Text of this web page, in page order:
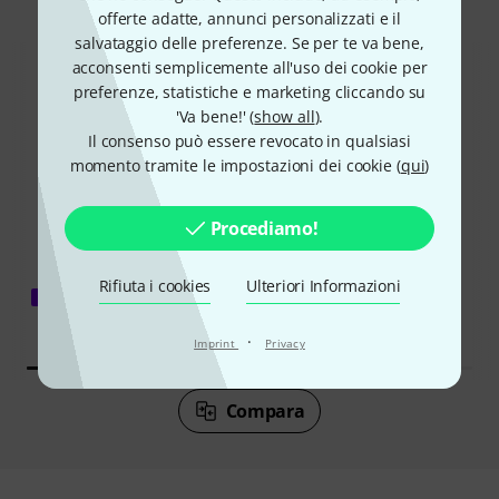
offerte adatte, annunci personalizzati e il
salvataggio delle preferenze. Se per te va bene,
acconsenti semplicemente all'uso dei cookie per
preferenze, statistiche e marketing cliccando su
'Va bene!' (show all).
Il consenso può essere revocato in qualsiasi
momento tramite le impostazioni dei cookie (qui)
Procediamo!
Rifiuta i cookies Ulteriori Informazioni
Imprint · Privacy
questo prodotto
59%
COMPRATO
ESATTAMENTE QUESTO PRODOTTO Kawai ES-60
Compara